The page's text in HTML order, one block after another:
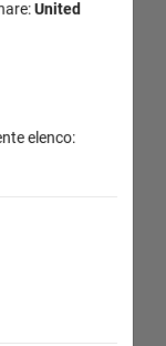
United
elenco: